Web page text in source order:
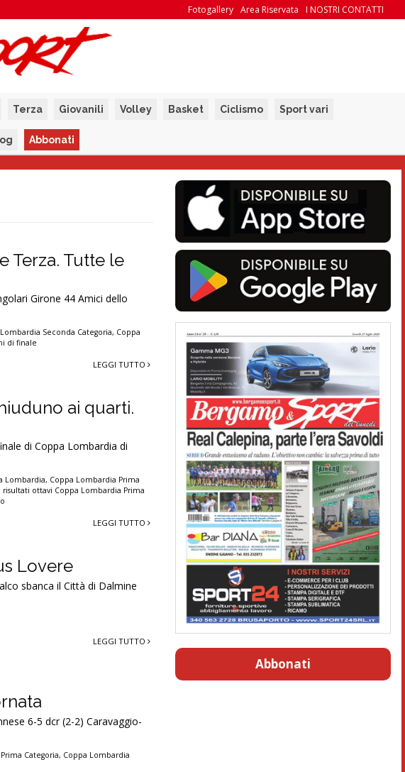
I NOSTRI CONTATTI
Area Riservata
Fotogallery
Terza Giovanili Volley Basket Ciclismo Sport vari
Abbonati
Terza. Tutte le
Girone 44 Amici dello
Seconda Categoria, Coppa
di finale
LEGGI TUTTO
ai quarti.
di Coppa Lombardia di
Lombardia, Coppa Lombardia Prima
risultati ottavi Coppa Lombardia Prima
LEGGI TUTTO
Lovere
sbanca il Città di Dalmine
LEGGI TUTTO
6-5 dcr (2-2) Caravaggio-
Categoria, Coppa Lombardia
Abbonati